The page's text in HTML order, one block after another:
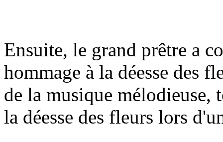
Ensuite, le grand prêtre a
hommage à la déesse des
de la musique mélodieuse,
la déesse des fleurs lors